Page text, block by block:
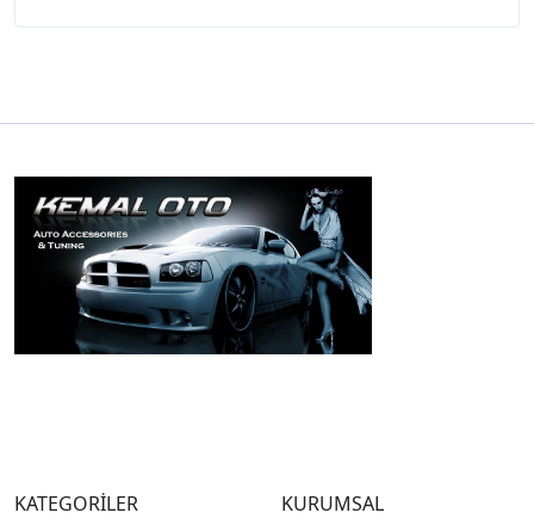
KATEGORİLER KURUMSAL